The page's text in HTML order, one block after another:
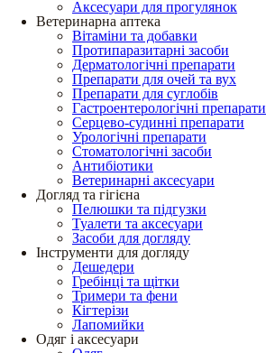
Аксесуари для прогулянок
Ветеринарна аптека
Вітаміни та добавки
Протипаразитарні засоби
Дерматологічні препарати
Препарати для очей та вух
Препарати для суглобів
Гастроентерологічні препарати
Серцево-судинні препарати
Урологічні препарати
Стоматологічні засоби
Антибіотики
Ветеринарні аксесуари
Догляд та гігієна
Пелюшки та підгузки
Туалети та аксесуари
Засоби для догляду
Інструменти для догляду
Дешедери
Гребінці та щітки
Тримери та фени
Кігтерізи
Лапомийки
Одяг і аксесуари